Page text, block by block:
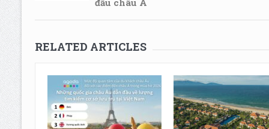
RELATED ARTICLES